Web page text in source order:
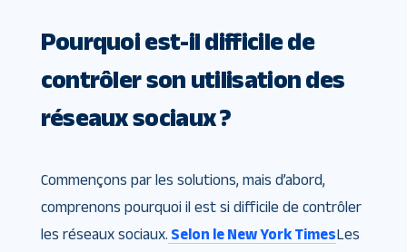
Pourquoi est-il difficile de
contrôler son utilisation des
réseaux sociaux ?
Commençons par les solutions, mais d’abord,
comprenons pourquoi il est si difficile de contrôler
les réseaux sociaux. Selon le New York TimesLes